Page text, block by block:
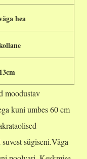
hea
13cm
moodustav
kuni umbes 60 cm
sügiseni.Väga